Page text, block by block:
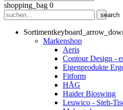
shopping_bag 0
search
Sortiment
Markenshop
Aeris
Contour Design -
Eigenprodukte
Fitform
HÅG
Haider Bioswing
Leuwico - Steh-